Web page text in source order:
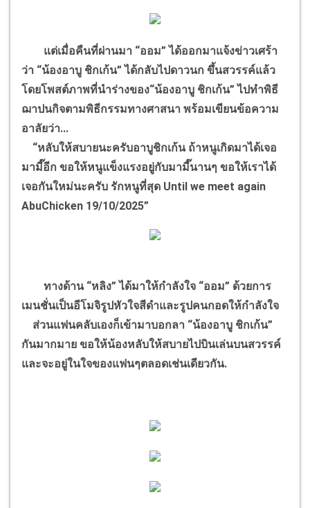
แต่เมื่อคืนที่ผ่านมา “ออม” ได้ออกมาแจ้งข่าวเศร้า
ว่า “น้องอาบู ชิกเก้น” ได้กลับไปดาวนก ขึ้นสวรรค์แล้ว
โดยโพสต์ภาพที่นำร่างของ“น้องอาบู ชิกเก้น” ไปทำพิธี
ฌาปนกิจตามพิธีกรรมทางศาสนา พร้อมเขียนข้อความ
อาลัยว่า...
“หลับให้สบายนะครับอาบูชิกเก้น ถ้าหนูเกิดมาได้เจอ
มามี๊อีก ขอให้หนูแข็งแรงอยู่กับมามี๊นานๆ ขอให้เราได้
เจอกันใหม่นะครับ รักหนูที่สุด Until we meet again
AbuChicken 19/10/2025”
ทางด้าน “หลิง” ได้มาให้กำลังใจ “ออม” ด้วยการ
เมนชั่นเป็นอีโมจิรูปหัวใจสีดำและรูปคนกอดให้กำลังใจ
ส่วนแฟนคลับเองก็เข้ามาบอกลา “น้องอาบู ชิกเก้น”
กันมากมาย ขอให้น้องหลับให้สบายไปบินเล่นบนสวรรค์
และจะอยู่ในใจของแฟนๆตลอดเช่นเดียวกัน.